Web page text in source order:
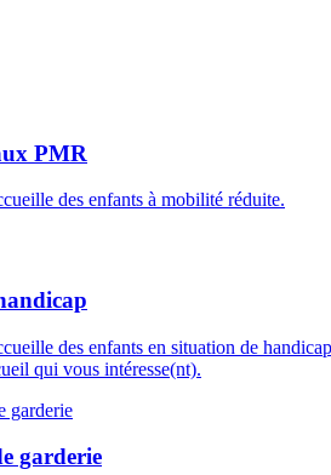
PMR
des enfants à mobilité réduite.
des enfants en situation de
qui vous intéresse(nt).
garderie